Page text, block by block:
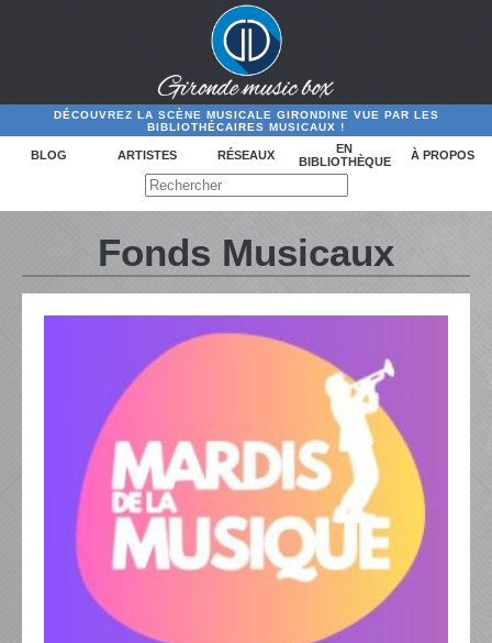
DÉCOUVREZ LA SCÈNE MUSICALE GIRONDINE VUE PAR LES
BIBLIOTHÉCAIRES MUSICAUX !
BLOG ARTISTES RÉSEAUX
EN
BIBLIOTHÈQUE
À PROPOS
Fonds Musicaux